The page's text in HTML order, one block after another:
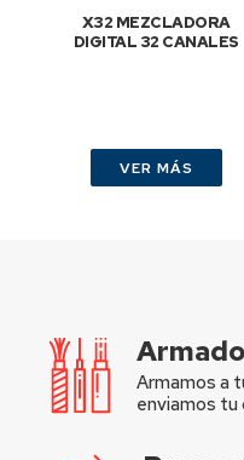
X32 MEZCLADORA
DIGITAL 32 CANALES
VER MÁS
Armamos a
enviamos tu